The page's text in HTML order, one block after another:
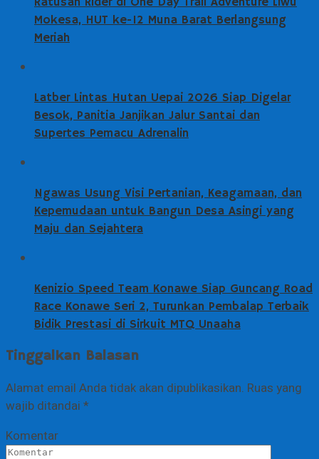
Mokesa, HUT ke-12 Muna Barat Berlangsung
Meriah
Latber Lintas Hutan Uepai 2026 Siap Digelar
Besok, Panitia Janjikan Jalur Santai dan
Supertes Pemacu Adrenalin
Ngawas Usung Visi Pertanian, Keagamaan, dan
Kepemudaan untuk Bangun Desa Asingi yang
Maju dan Sejahtera
Kenizio Speed Team Konawe Siap Guncang Road
Race Konawe Seri 2, Turunkan Pembalap Terbaik
Bidik Prestasi di Sirkuit MTQ Unaaha
Tinggalkan Balasan
Alamat email Anda tidak akan dipublikasikan. Ruas yang
wajib ditandai *
Komentar